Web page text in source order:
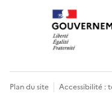
Plan du site Accessibilité :